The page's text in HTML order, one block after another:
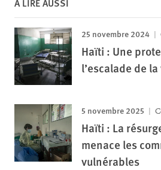
25 novembre 2024
Haïti : Une
l’escalade de
5 novembre 2025
Haïti : La
menace les
vulnérables